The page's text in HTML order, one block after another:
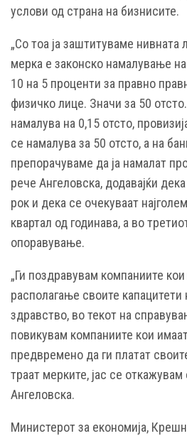
услови од страна на бизнисите.
„Со тоа ја заштитуваме нивната
мерка е законско намалување
10 на 5 проценти за правно
физичко лице. Значи за 50
намалува на 0,15 отсто,
се намалува за 50 отсто, а на
препорачуваме да ја намалат
рече Ангеловска, додавајќи
рок и дека се очекуваат
квартал од годинава, а во
опоравување.
„Ги поздравувам компаниите кои
располагање своите
здравство, во текот на
повикувам компаниите кои
предвремено да ги платат
траат мерките, јас се откажувам
Ангеловска.
Министерот за економија,